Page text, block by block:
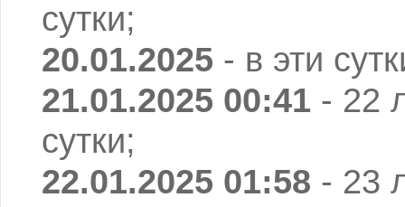
сутки;
20.01.2025 - в эти
21.01.2025 00:41 - 22
сутки;
22.01.2025 01:58 - 23